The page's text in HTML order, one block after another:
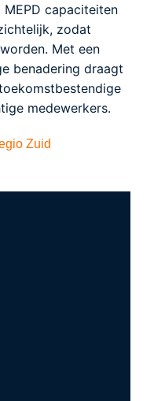
capaciteiten
zodat
Met een
benadering draagt
medewerkers.
Zuid